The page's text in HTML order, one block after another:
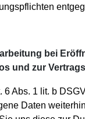
bei
und zur
6 Abs. 1 lit. b
Daten